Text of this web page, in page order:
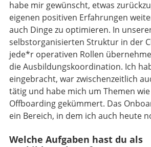
habe mir gewünscht, etwas
eigenen positiven Erfahrungen
auch Dinge zu optimieren. In
selbstorganisierten Struktur in der
jede*r operativen Rollen
die Ausbildungskoordination. Ich
eingebracht, war zwischenzeitlich
tätig und habe mich um Themen
Offboarding gekümmert. Das
ein Bereich, in dem ich auch heute
Welche Aufgaben hast du als